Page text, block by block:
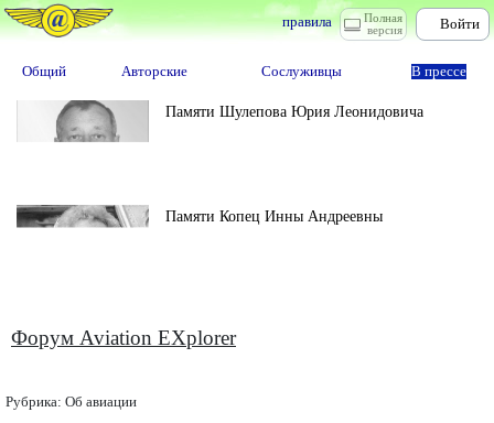
Полная
версия
правила Войти
Общий Авторские Сослуживцы В прессе
Памяти Шулепова Юрия Леонидовича
Памяти Копец Инны Андреевны
Форум Aviation EXplorer
Рубрика: Об авиации